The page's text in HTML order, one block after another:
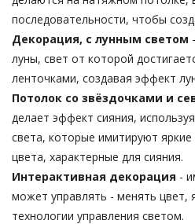
последовательности, чтобы
Декорация, с лунным светом
луны, свет от которой
ленточками, создавая эффект
Потолок со звёздочками и
делает эффект сияния,
света, которые имитируют
цвета, характерные для сияния.
Интерактивная декорация -
может управлять - менять цвет,
технологии управления светом.